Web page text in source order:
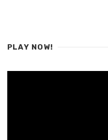
PLAY NOW!